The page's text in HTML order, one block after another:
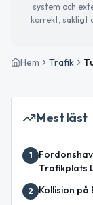
system och
korrekt, sakligt
Hem Trafik
Mest läst
1
Trafikplats
2 Kollision på